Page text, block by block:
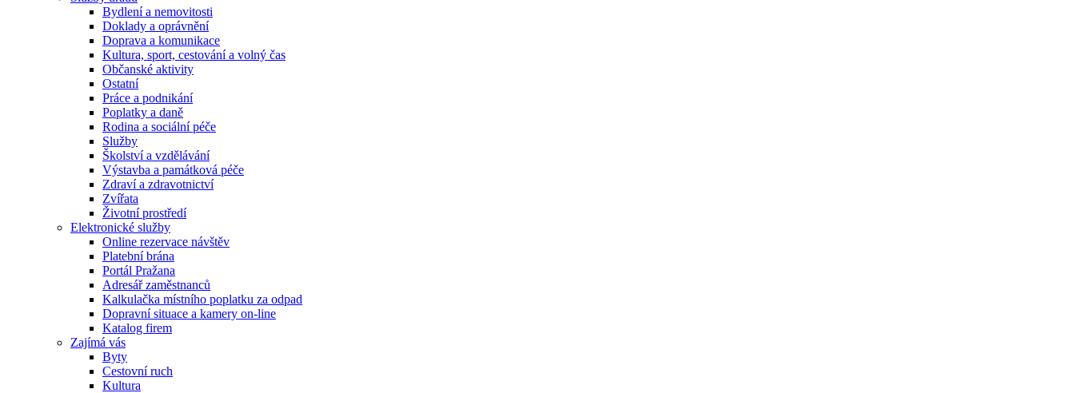
Bydlení a nemovitosti
Doklady a oprávnění
Doprava a komunikace
Kultura, sport, cestování a volný čas
Občanské aktivity
Ostatní
Práce a podnikání
Poplatky a daně
Rodina a sociální péče
Služby
Školství a vzdělávání
Výstavba a památková péče
Zdraví a zdravotnictví
Zvířata
Životní prostředí
Elektronické služby
Online rezervace návštěv
Platební brána
Portál Pražana
Adresář zaměstnanců
Kalkulačka místního poplatku za odpad
Dopravní situace a kamery on-line
Katalog firem
Zajímá vás
Byty
Cestovní ruch
Kultura